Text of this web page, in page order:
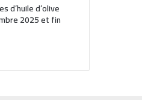
d’huile d’olive
2025 et fin